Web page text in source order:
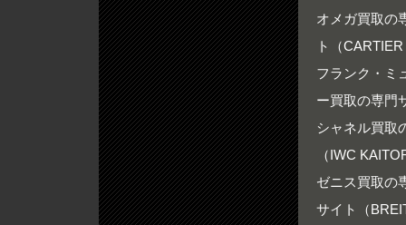
オメガ買取の
ト（
フランク・ミ
ー買取の専門
シャネル買取
（IWC
ゼニス買取の
サイト（